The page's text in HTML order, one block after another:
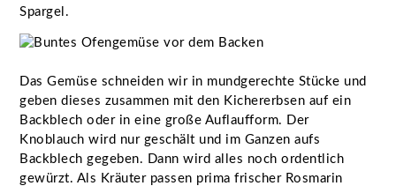
Spargel.
Das Gemüse schneiden wir in mundgerechte Stücke und
geben dieses zusammen mit den Kichererbsen auf ein
Backblech oder in eine große Auflaufform. Der
Knoblauch wird nur geschält und im Ganzen aufs
Backblech gegeben. Dann wird alles noch ordentlich
gewürzt. Als Kräuter passen prima frischer Rosmarin